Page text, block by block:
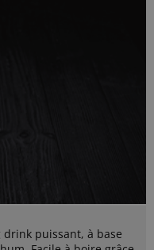
drink puissant, à base